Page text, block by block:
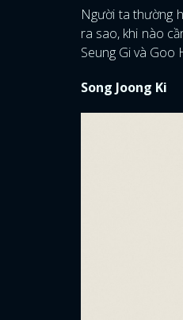
Người ta thường
ra sao, khi nào
Seung Gi và Goo
Song Joong Ki